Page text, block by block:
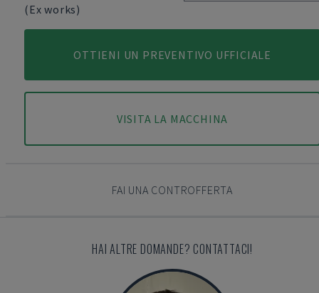
(Ex works)
OTTIENI UN PREVENTIVO UFFICIALE
VISITA LA MACCHINA
FAI UNA CONTROFFERTA
HAI ALTRE DOMANDE? CONTATTACI!